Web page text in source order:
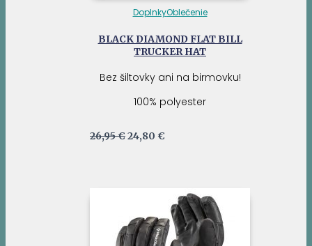
DoplnkyOblečenie
BLACK DIAMOND FLAT BILL
TRUCKER HAT
Bez šiltovky ani na birmovku!
100% polyester
26,95€Pôvodná
24,80 €